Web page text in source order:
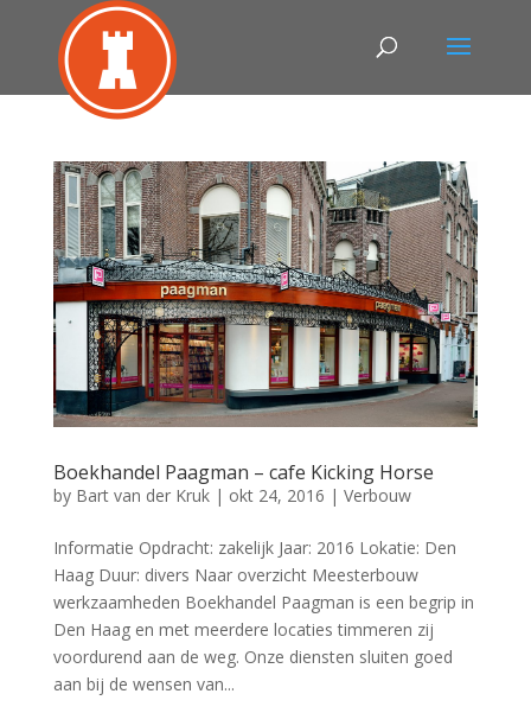
Boekhandel Paagman – cafe Kicking Horse
by Bart van der Kruk| okt 24, 2016 | Verbouw
Informatie Opdracht: zakelijk Jaar: 2016 Lokatie: Den
Haag Duur: divers Naar overzicht Meesterbouw
werkzaamheden Boekhandel Paagman is een begrip in
Den Haag en met meerdere locaties timmeren zij
voordurend aan de weg. Onze diensten sluiten goed
aan bij de wensen van...